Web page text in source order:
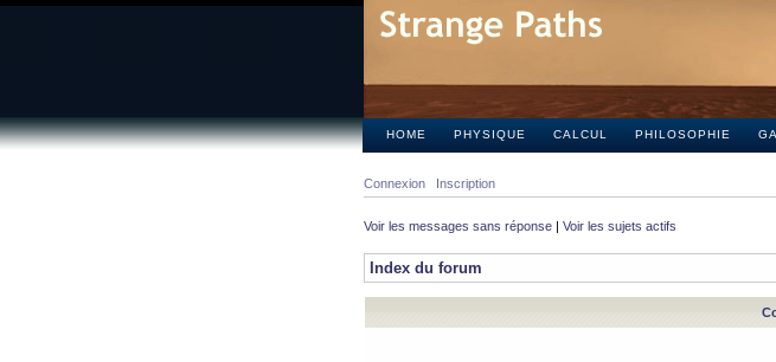
HOME PHYSIQUE CALCUL PHILOSOPHIE
Connexion Inscription
Voir les messages sans réponse | Voir les sujets actifs
Index du forum